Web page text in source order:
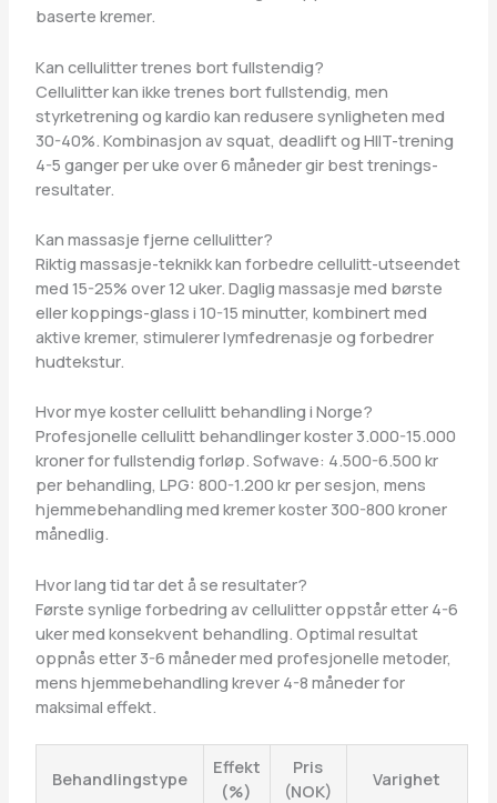
baserte kremer.
Kan cellulitter trenes bort fullstendig?
Cellulitter kan ikke trenes bort fullstendig, men
styrketrening og kardio kan redusere synligheten med
30-40%. Kombinasjon av squat, deadlift og HIIT-trening
4-5 ganger per uke over 6 måneder gir best trenings-
resultater.
Kan massasje fjerne cellulitter?
Riktig massasje-teknikk kan forbedre cellulitt-utseendet
med 15-25% over 12 uker. Daglig massasje med børste
eller koppings-glass i 10-15 minutter, kombinert med
aktive kremer, stimulerer lymfedrenasje og forbedrer
hudtekstur.
Hvor mye koster cellulitt behandling i Norge?
Profesjonelle cellulitt behandlinger koster 3.000-15.000
kroner for fullstendig forløp. Sofwave: 4.500-6.500 kr
per behandling, LPG: 800-1.200 kr per sesjon, mens
hjemmebehandling med kremer koster 300-800 kroner
månedlig.
Hvor lang tid tar det å se resultater?
Første synlige forbedring av cellulitter oppstår etter 4-6
uker med konsekvent behandling. Optimal resultat
oppnås etter 3-6 måneder med profesjonelle metoder,
mens hjemmebehandling krever 4-8 måneder for
maksimal effekt.
Behandlingstype
Effekt
(%)
Pris
(NOK)
Varighet